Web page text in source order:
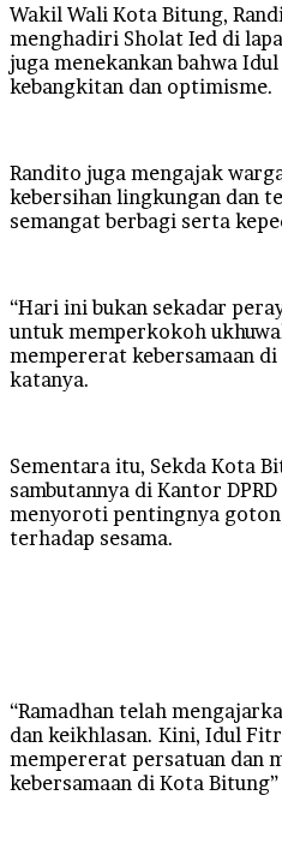
Wakil Wali Kota Bitung,
menghadiri Sholat Ied di
juga menekankan bahwa
kebangkitan dan optimisme.
Randito juga mengajak
kebersihan lingkungan dan
semangat berbagi serta
“Hari ini bukan sekadar
untuk memperkokoh
mempererat kebersamaan
katanya.
Sementara itu, Sekda Kota
sambutannya di Kantor
menyoroti pentingnya
terhadap sesama.
“Ramadhan telah
dan keikhlasan. Kini, Idul
mempererat persatuan dan
kebersamaan di Kota